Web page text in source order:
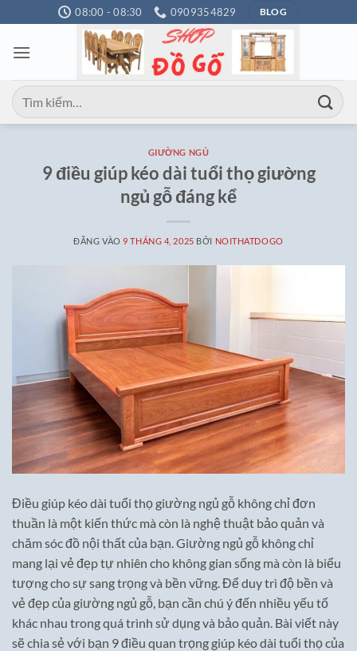
qua
nội
08:00 - 08:30 0909354829 BLOG
Tìm
kiếm:
GIƯỜNG NGỦ
9 điều giúp kéo dài tuổi thọ giường
ngủ gỗ đáng kể
ĐĂNG VÀO9 THÁNG 4, 2025 BỞI NOITHATDOGO
Điều giúp kéo dài tuổi thọ giường ngủ gỗ không chỉ đơn
thuần là một kiến thức mà còn là nghệ thuật bảo quản và
chăm sóc đồ nội thất của bạn. Giường ngủ gỗ không chỉ
mang lại vẻ đẹp tự nhiên cho không gian sống mà còn là biểu
tượng cho sự sang trọng và bền vững. Để duy trì độ bền và
vẻ đẹp của giường ngủ gỗ, bạn cần chú ý đến nhiều yếu tố
khác nhau trong quá trình sử dụng và bảo quản. Bài viết này
sẽ chia sẻ với bạn 9 điều quan trọng giúp kéo dài tuổi thọ của